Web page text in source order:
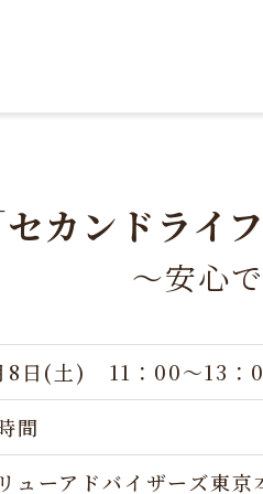
セカンドライ
～安心
8日(土) 11：00～13：
間
ューアドバイザーズ東